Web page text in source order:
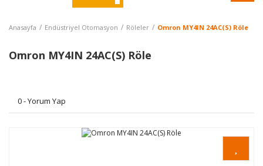
Anasayfa Endüstriyel Otomasyon Röleler Omron MY4IN 24AC(S) Röle
Omron MY4IN 24AC(S) Röle
0 - Yorum Yap